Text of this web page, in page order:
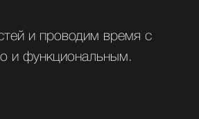
и проводим время с
и функциональным.